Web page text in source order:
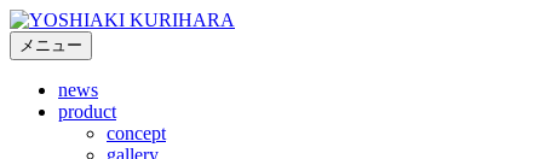
コ
ンメニュー
news
product
concept
gallery